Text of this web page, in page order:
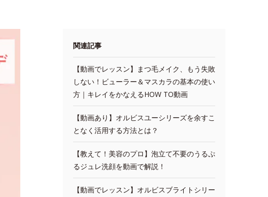
関連記事
【動画でレッスン】まつ毛メイク、もう失敗
しない！ビューラー＆マスカラの基本の使い
方｜キレイをかなえるHOW TO動画
【動画あり】オルビスユーシリーズを余すこ
となく活用する方法とは？
【教えて！美容のプロ】泡立て不要のうるぷ
るジュレ洗顔を動画で解説！
【動画でレッスン】オルビスブライトシリー